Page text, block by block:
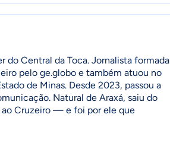
do Central da Toca. Jornalista formada
pelo ge.globo e também atuou no
de Minas. Desde 2023, passou a
Natural de Araxá, saiu do
Cruzeiro — e foi por ele que